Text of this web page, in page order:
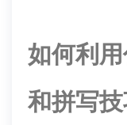
如何利
和拼写技